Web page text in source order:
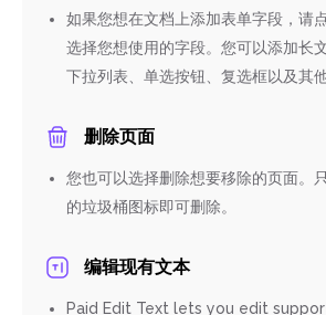
如果您想在文档上添加表单字段，请
选择您想使用的字段。您可以添加长
下拉列表、单选按钮、复选框以及其
删除页面
您也可以选择删除想要移除的页面。
的垃圾桶图标即可删除。
编辑现有文本
Paid Edit Text lets you edit